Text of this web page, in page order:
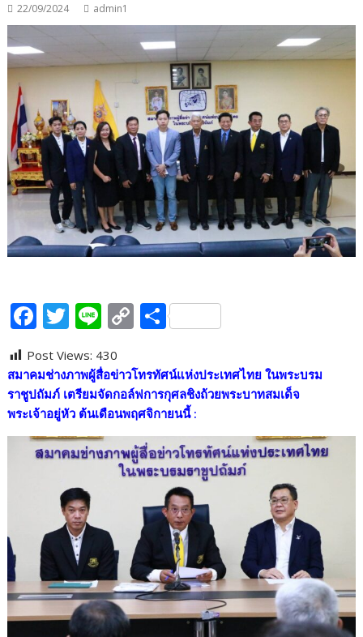
22/09/2024 admin1
F
ac
e
b
o
o
k
T
w
itt
er
Li
n
e
C
o
p
y
Li
n
k
S
h
ar
e
Post Views: 430
สมาคมช่างภาพผู้สื่อข่าวโทรทัศน์แห่งประเทศไทย ในพระบรม
ราชูปถัมภ์ เตรียมจัดกอล์ฟการกุศลชิงถ้วยพระบาทสมเด็จ
พระเจ้าอยู่หัว ต้นเดือนพฤศจิกายนนี้: